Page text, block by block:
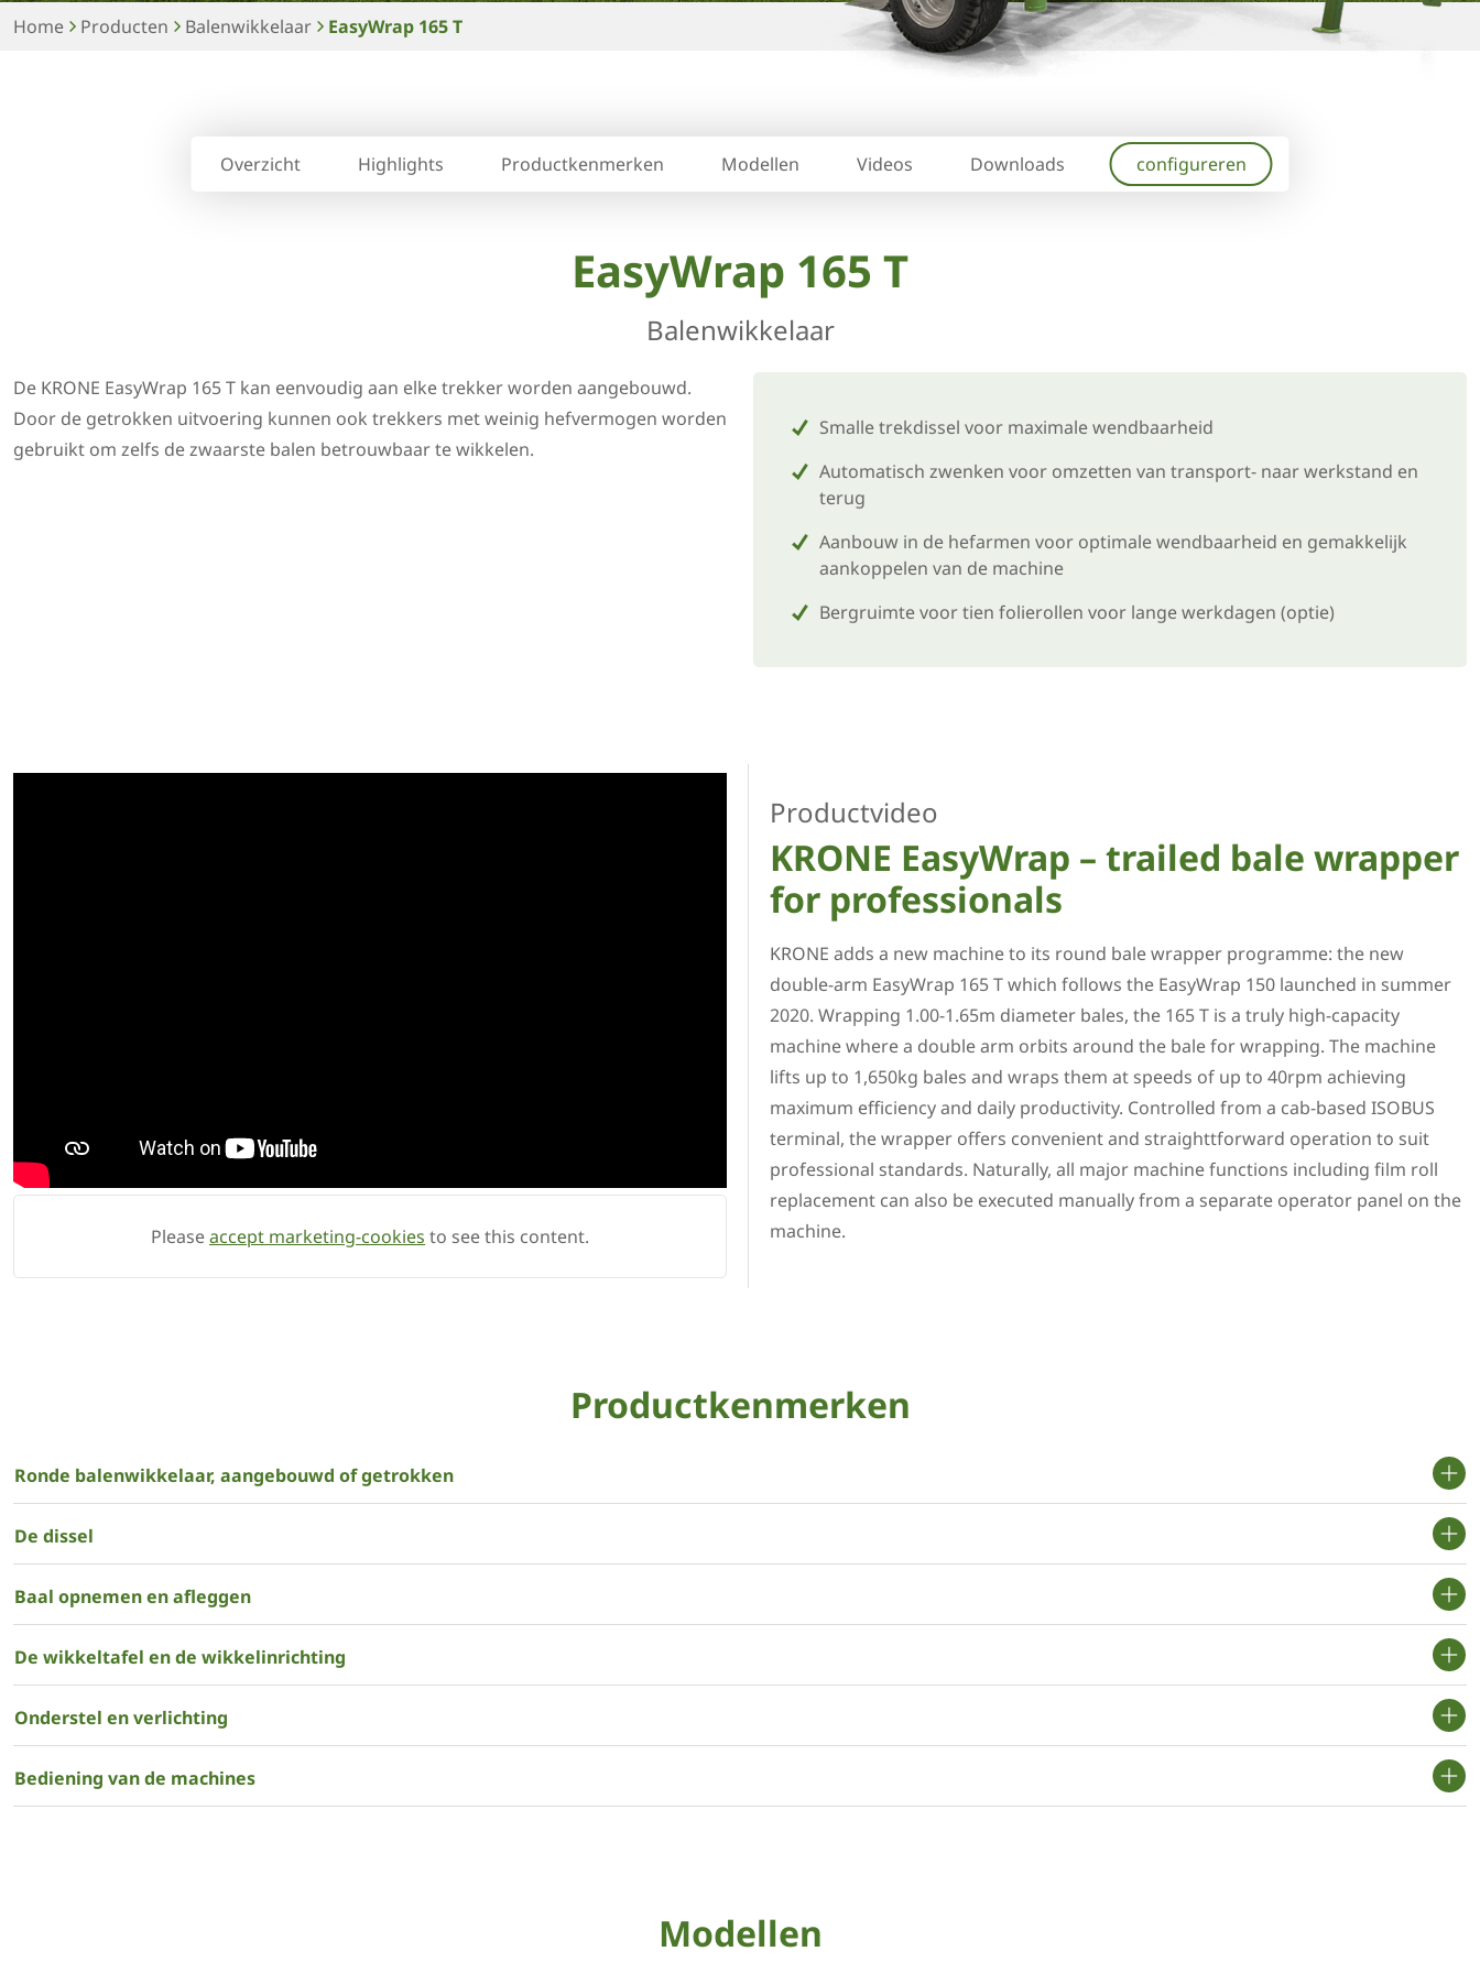
Home Producten Balenwikkelaar EasyWrap 165 T
Overzicht Highlights Productkenmerken Modellen Videos Downloads configureren
EasyWrap 165 T
Balenwikkelaar
De ­KRONE EasyWrap 165 T kan eenvoudig aan elke trekker worden aangebouwd.
Door de getrokken uitvoering kunnen ook trekkers met weinig hefvermogen worden
gebruikt om zelfs de zwaarste balen betrouwbaar te wikkelen.
Smalle trekdissel voor maximale wendbaarheid
Automatisch zwenken voor omzetten van transport- naar werkstand en
terug
Aanbouw in de hefarmen voor optimale wendbaarheid en gemakkelijk
aankoppelen van de machine
Bergruimte voor tien folierollen voor lange werkdagen (optie)
Pleaseaccept marketing-cookies to see this content.
Productvideo
KRONE EasyWrap – trailed bale wrapper
for professionals
KRONE adds a new machine to its round bale wrapper programme: the new
double-arm EasyWrap 165 T which follows the EasyWrap 150 launched in summer
2020. Wrapping 1.00-1.65m diameter bales, the 165 T is a truly high-capacity
machine where a double arm orbits around the bale for wrapping. The machine
lifts up to 1,650kg bales and wraps them at speeds of up to 40rpm achieving
maximum efficiency and daily productivity. Controlled from a cab-based ISOBUS
terminal, the wrapper offers convenient and straighttforward operation to suit
professional standards. Naturally, all major machine functions including film roll
replacement can also be executed manually from a separate operator panel on the
machine.
Productkenmerken
Ronde balenwikkelaar, aangebouwd of getrokken
De dissel
Baal opnemen en afleggen
De wikkeltafel en de wikkelinrichting
Onderstel en verlichting
Bediening van de machines
Modellen